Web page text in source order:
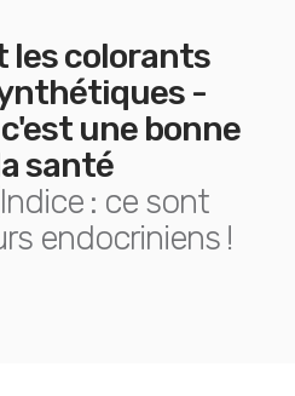
les colorants
-
une bonne
santé
: ce sont
endocriniens !